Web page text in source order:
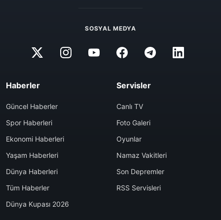
SOSYAL MEDYA
Haberler
Güncel Haberler
Spor Haberleri
Ekonomi Haberleri
Yaşam Haberleri
Dünya Haberleri
Tüm Haberler
Dünya Kupası 2026
Servisler
Canlı TV
Foto Galeri
Oyunlar
Namaz Vakitleri
Son Depremler
RSS Servisleri